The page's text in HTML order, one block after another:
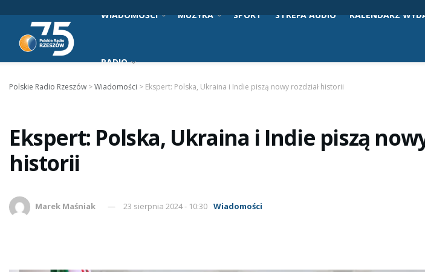
WIADOMOŚCI MUZYKA SPORT STREFA AUDIO KALENDARZ
RADIO
Polskie Radio Rzeszów >Wiadomości > Ekspert: Polska, Ukraina i Indie piszą nowy rozdział historii
Ekspert: Polska, Ukraina i Indie piszą
historii
Marek Maśniak 23 sierpnia 2024 - 10:30 Wiadomości